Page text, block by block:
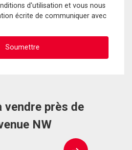
d'utilisation et vous nous
écrite de communiquer avec
vendre près de
NW